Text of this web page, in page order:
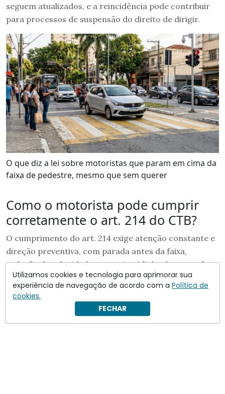
seguem atualizados, e a reincidência pode contribuir
para processos de suspensão do direito de dirigir.
O que diz a lei sobre motoristas que param em cima da
faixa de pedestre, mesmo que sem querer
Como o motorista pode cumprir
corretamente o art. 214 do CTB?
O cumprimento do art. 214 exige atenção constante e
direção preventiva, com parada antes da faixa,
redução de velocidade e respeito à linha de retenção,
mesmo em congestionamentos. É essencial aguardar
a travessia completa, ainda que o sinal mude,
sobretudo para idosos, crianças, gestantes e pessoas
com mobilidade reduzida.
Utilizamos cookies e tecnologia para aprimorar sua
experiência de navegação de acordo com a Política de
cookies.
FECHAR